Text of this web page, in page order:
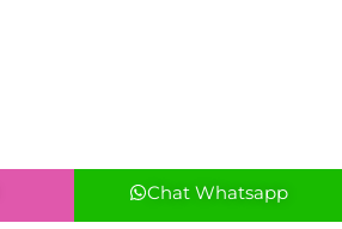
Chat Whatsapp